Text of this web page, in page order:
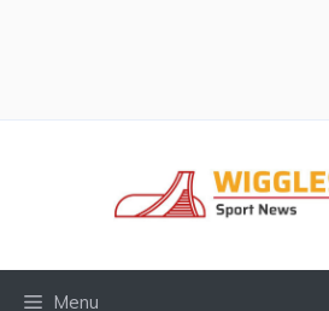
Menu